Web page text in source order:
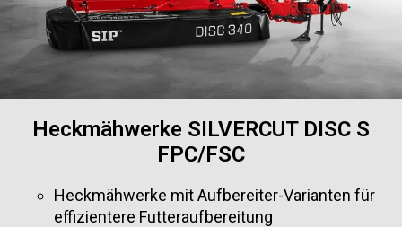
Heckmähwerke SILVERCUT DISC S
FPC/FSC
Heckmähwerke mit Aufbereiter-Varianten für
effizientere Futteraufbereitung